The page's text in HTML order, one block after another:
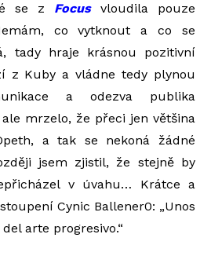
se z Focusvloudila pouze
co vytknout a co se
tady hraje krásnou pozitivní
z Kuby a vládne tedy plynou
a odezva publika
mrzelo, že přeci jen většina
a tak se nekoná žádné
jsem zjistil, že stejně by
v úvahu… Krátce a
Cynic Ballener0: „Unos
arte progresivo.“